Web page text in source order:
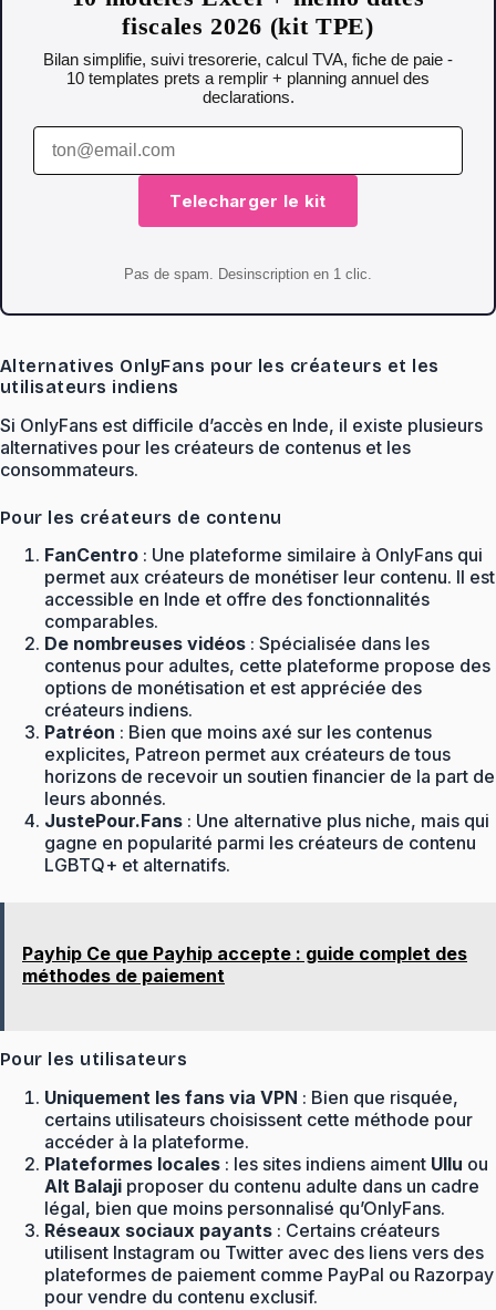
fiscales 2026 (kit TPE)
Bilan simplifie, suivi tresorerie, calcul TVA, fiche de paie -
10 templates prets a remplir + planning annuel des
declarations.
Telecharger le kit
Pas de spam. Desinscription en 1 clic.
Alternatives OnlyFans pour les créateurs et les
utilisateurs indiens
Si OnlyFans est difficile d’accès en Inde, il existe plusieurs
alternatives pour les créateurs de contenus et les
consommateurs.
Pour les créateurs de contenu
FanCentro : Une plateforme similaire à OnlyFans qui
permet aux créateurs de monétiser leur contenu. Il est
accessible en Inde et offre des fonctionnalités
comparables.
De nombreuses vidéos : Spécialisée dans les
contenus pour adultes, cette plateforme propose des
options de monétisation et est appréciée des
créateurs indiens.
Patréon : Bien que moins axé sur les contenus
explicites, Patreon permet aux créateurs de tous
horizons de recevoir un soutien financier de la part de
leurs abonnés.
JustePour.Fans : Une alternative plus niche, mais qui
gagne en popularité parmi les créateurs de contenu
LGBTQ+ et alternatifs.
Payhip Ce que Payhip accepte : guide complet des
méthodes de paiement
Pour les utilisateurs
Uniquement les fans via VPN : Bien que risquée,
certains utilisateurs choisissent cette méthode pour
accéder à la plateforme.
Plateformes locales : les sites indiens aiment Ullu ou
Alt Balaji proposer du contenu adulte dans un cadre
légal, bien que moins personnalisé qu’OnlyFans.
Réseaux sociaux payants : Certains créateurs
utilisent Instagram ou Twitter avec des liens vers des
plateformes de paiement comme PayPal ou Razorpay
pour vendre du contenu exclusif.